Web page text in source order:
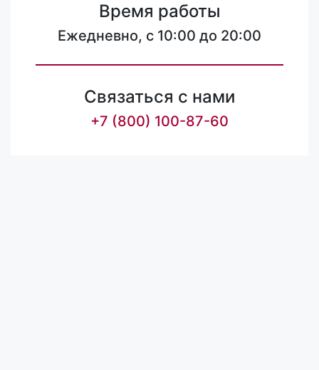
Время работы
Ежедневно, с 10:00 до 20:00
Связаться с нами
+7 (800) 100-87-60